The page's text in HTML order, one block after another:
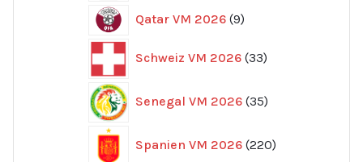
Qatar VM 2026 99
Schweiz VM 2026 33
produkter
Senegal VM 2026 35
produkter
Spanien VM 2026 220
produkter